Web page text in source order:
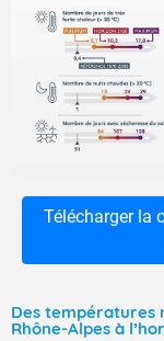
Télécharger la
Des températures
Rhône-Alpes à